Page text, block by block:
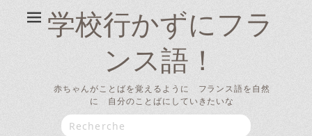
学校行かずにフラ
ンス語！
赤ちゃんがことばを覚えるように フランス語を自然
に 自分のことばにしていきたいな
Search
for: